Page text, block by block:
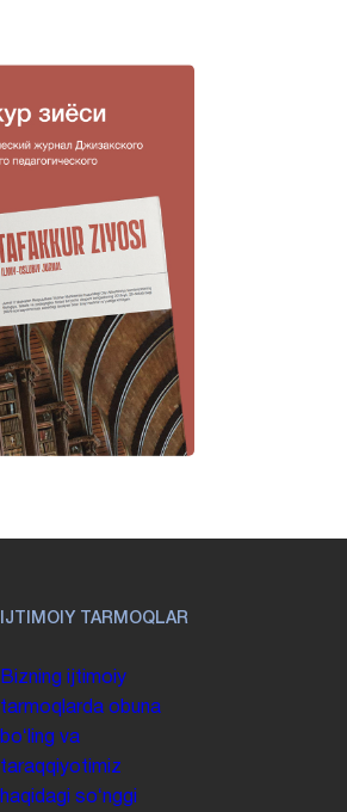
IJTIMOIY TARMOQLAR
Bizning ijtimoiy
tarmoqlarda obuna
boʻling va
taraqqiyotimiz
haqidagi soʻnggi